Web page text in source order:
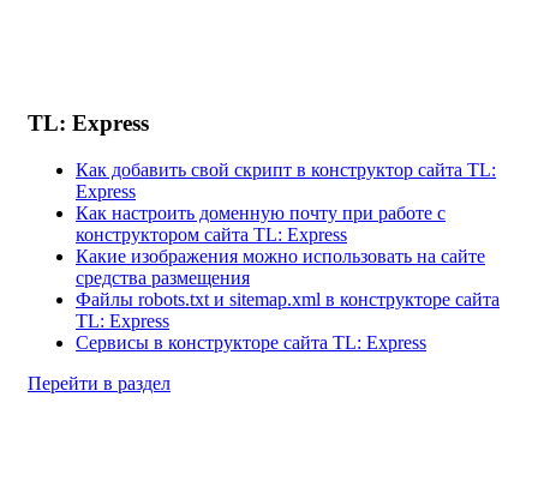
TL: Express
Как добавить свой скрипт в конструктор сайта TL:
Express
Как настроить доменную почту при работе с
конструктором сайта TL: Express
Какие изображения можно использовать на сайте
средства размещения
Файлы robots.txt и sitemap.xml в конструкторе сайта
TL: Express
Сервисы в конструкторе сайта TL: Express
Перейти в раздел